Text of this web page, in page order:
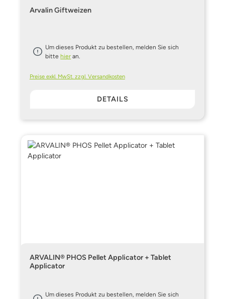
Arvalin Giftweizen
Um dieses Produkt zu bestellen, melden Sie sich
bittehier an.
Preise exkl. MwSt. zzgl. Versandkosten
DETAILS
ARVALIN® PHOS Pellet Applicator + Tablet
Applicator
Um dieses Produkt zu bestellen, melden Sie sich